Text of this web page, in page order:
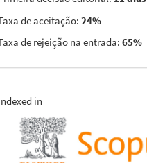
de aceitação: 24%
de rejeição na entrada: 65%
in